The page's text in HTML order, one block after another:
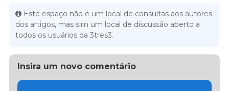
Este espaço não é um local de consultas aos autores
dos artigos, mas sim um local de discussão aberto a
todos os usuários da 3tres3.
Insira um novo comentário